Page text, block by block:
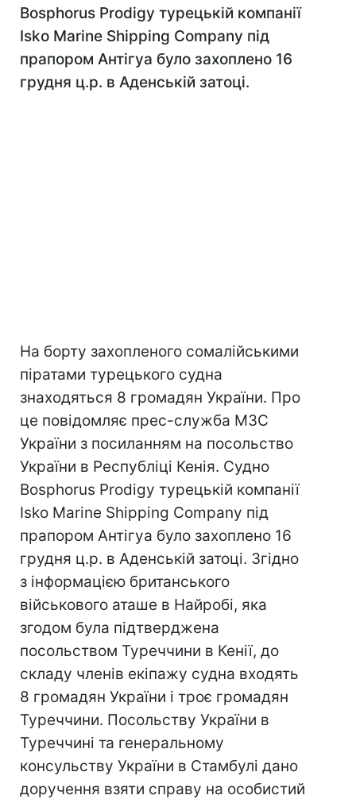
Bosphorus Prodigy турецькій компанії
Isko Marine Shipping Company під
прапором Антігуа було захоплено 16
грудня ц.р. в Аденській затоці.
На борту захопленого сомалійськими
піратами турецького судна
знаходяться 8 громадян України. Про
це повідомляє прес-служба МЗС
України з посиланням на посольство
України в Республіці Кенія. Судно
Bosphorus Prodigy турецькій компанії
Isko Marine Shipping Company під
прапором Антігуа було захоплено 16
грудня ц.р. в Аденській затоці. Згідно
з інформацією британського
військового аташе в Найробі, яка
згодом була підтверджена
посольством Туреччини в Кенії, до
складу членів екіпажу судна входять
8 громадян України і троє громадян
Туреччини. Посольству України в
Туреччині та генеральному
консульству України в Стамбулі дано
доручення взяти справу на особистий